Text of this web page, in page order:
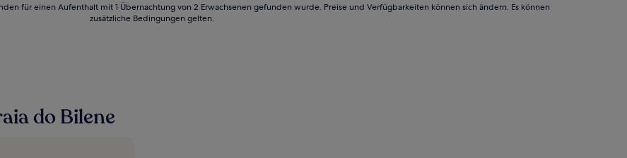
für einen Aufenthalt mit 1 Übernachtung von 2 Erwachsenen gefunden wurde. Preise und Verfügbarkeiten können sich ändern. Es können
zusätzliche Bedingungen gelten.
do Bilene